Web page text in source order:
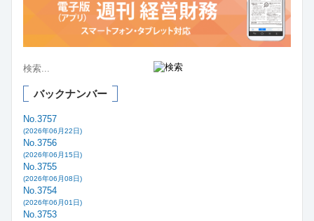
バックナンバー
No.3757
(2026年06月22日)
No.3756
(2026年06月15日)
No.3755
(2026年06月08日)
No.3754
(2026年06月01日)
No.3753